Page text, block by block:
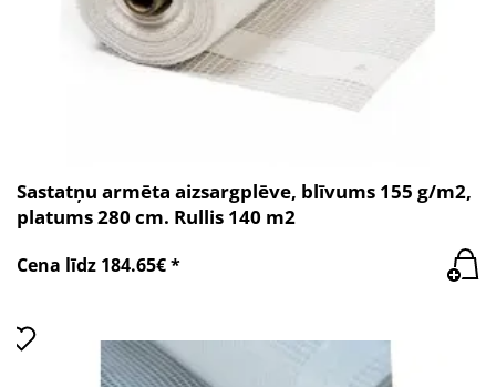
Sastatņu armēta aizsargplēve, blīvums 155 g/m2,
platums 280 cm. Rullis 140 m2
Cena līdz 184.65€ *